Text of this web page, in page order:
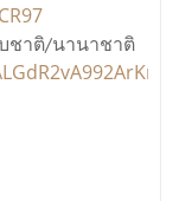
ชาติ/นานาชาติ